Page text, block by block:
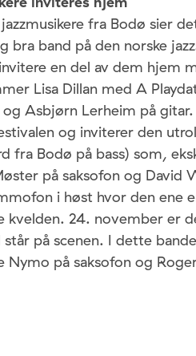
fra Bodø sier
bra band på den norske
en del av dem hjem
Lisa Dillan med A
og Asbjørn Lerheim på
og inviterer den
fra Bodø på bass) som,
på saksofon og David
i høst hvor den
kvelden. 24. november er
på scenen. I dette
på saksofon og